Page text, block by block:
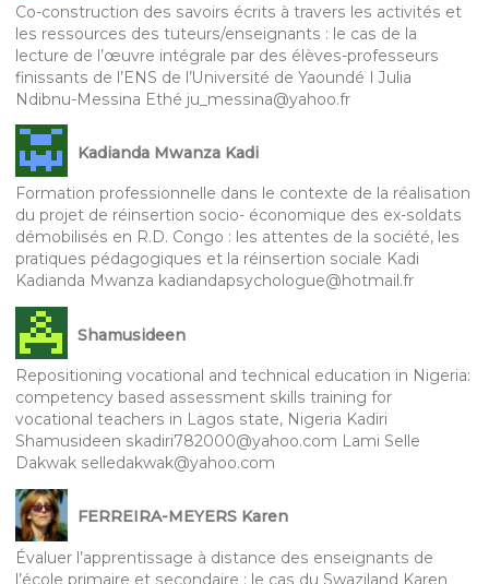
Co-construction des savoirs écrits à travers les activités et
les ressources des tuteurs/enseignants : le cas de la
lecture de l’œuvre intégrale par des élèves-professeurs
finissants de l’ENS de l’Université de Yaoundé I Julia
Ndibnu-Messina Ethé ju_messina@yahoo.fr
Kadianda Mwanza Kadi
Formation professionnelle dans le contexte de la réalisation
du projet de réinsertion socio- économique des ex-soldats
démobilisés en R.D. Congo : les attentes de la société, les
pratiques pédagogiques et la réinsertion sociale Kadi
Kadianda Mwanza kadiandapsychologue@hotmail.fr
Shamusideen
Repositioning vocational and technical education in Nigeria:
competency based assessment skills training for
vocational teachers in Lagos state, Nigeria Kadiri
Shamusideen skadiri782000@yahoo.com Lami Selle
Dakwak selledakwak@yahoo.com
FERREIRA-MEYERS Karen
Évaluer l’apprentissage à distance des enseignants de
l’école primaire et secondaire : le cas du Swaziland Karen